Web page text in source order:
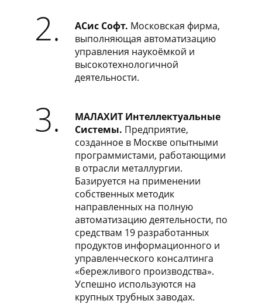
2. АСис Софт. Московская фирма,
выполняющая автоматизацию
управления наукоёмкой и
высокотехнологичной
деятельности.
3.
МАЛАХИТ Интеллектуальные
Системы. Предприятие,
созданное в Москве опытными
программистами, работающими
в отрасли металлургии.
Базируется на применении
собственных методик
направленных на полную
автоматизацию деятельности, по
средствам 19 разработанных
продуктов информационного и
управленческого консалтинга
«бережливого производства».
Успешно используются на
крупных трубных заводах.